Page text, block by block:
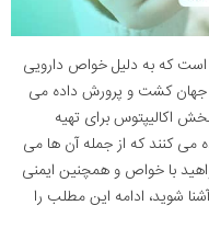
است که به دلیل خواص دارویی
جهان کشت و پرورش داده می
اکالیپتوس برای تهیه
می کنند که از جمله آن ها می
با خواص و همچنین ایمنی
شوید، ادامه این مطلب را